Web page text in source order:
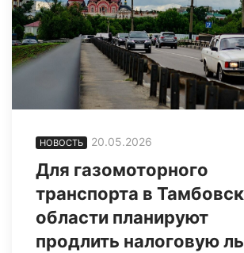
НОВОСТЬ 20.05.2026
Для газомоторного
транспорта в
области планируют
продлить налоговую